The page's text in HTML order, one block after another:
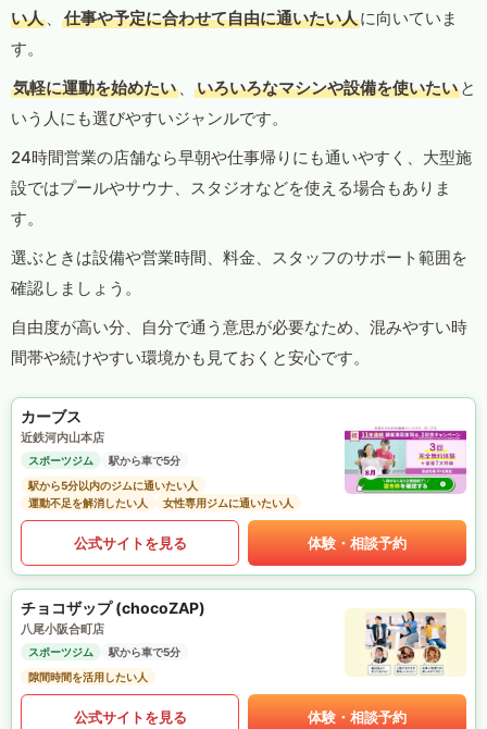
い人 、 仕事や予定に合わせて自由に通いたい人に向いていま
す。
気軽に運動を始めたい 、 いろいろなマシンや設備を使いたい と
いう人にも選びやすいジャンルです。
24時間営業の店舗なら早朝や仕事帰りにも通いやすく、大型施
設ではプールやサウナ、スタジオなどを使える場合もありま
す。
選ぶときは設備や営業時間、料金、スタッフのサポート範囲を
確認しましょう。
自由度が高い分、自分で通う意思が必要なため、混みやすい時
間帯や続けやすい環境かも見ておくと安心です。
カーブス
近鉄河内山本店
スポーツジム
駅から車で5分
駅から5分以内のジムに通いたい人
運動不足を解消したい人
女性専用ジムに通いたい人
公式サイトを見る 体験・相談予約
チョコザップ (chocoZAP)
八尾小阪合町店
スポーツジム
駅から車で5分
隙間時間を活用したい人
公式サイトを見る 体験・相談予約